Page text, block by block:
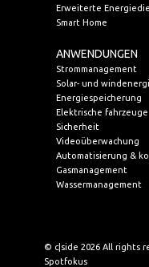
Erweiterte
Smart Home
ANWENDUNGEN
Strommanagement
Solar- und
Energiespeicherung
Elektrische fahrzeuge
Sicherheit
Videoüberwachung
Automatisierung &
Gasmanagement
Wassermanagement
© c|side 2026 All rights
Spotfokus